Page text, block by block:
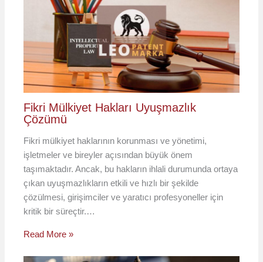
Fikri Mülkiyet Hakları Uyuşmazlık
Çözümü
Fikri mülkiyet haklarının korunması ve yönetimi,
işletmeler ve bireyler açısından büyük önem
taşımaktadır. Ancak, bu hakların ihlali durumunda ortaya
çıkan uyuşmazlıkların etkili ve hızlı bir şekilde
çözülmesi, girişimciler ve yaratıcı profesyoneller için
kritik bir süreçtir.…
Read More »